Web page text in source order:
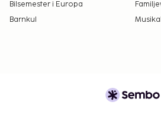
Bilsemester i Europa
Barnkul